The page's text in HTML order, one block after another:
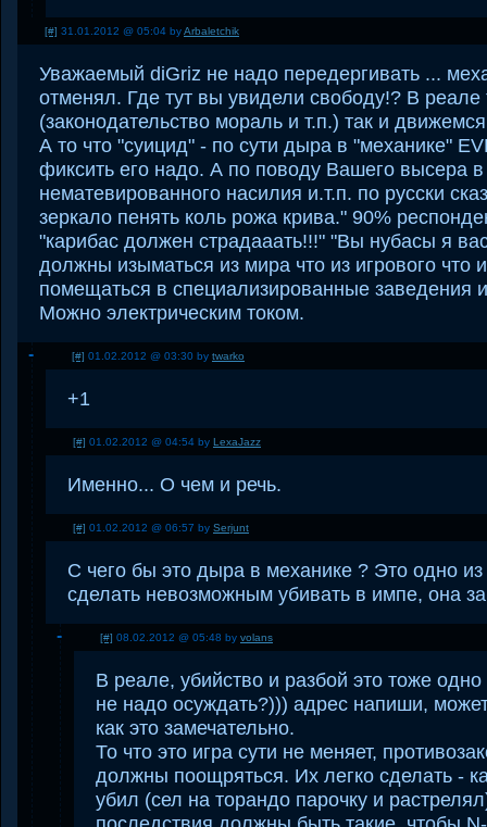
[#] 31.01.2012 @ 05:04 byArbaletchik
Уважаемый diGriz не надо передергивать ...
отменял. Где тут вы увидели свободу!? В реале
(законодательство мораль и т.п.) так и
А то что "суицид" - по сути дыра в "механике"
фиксить его надо. А по поводу Вашего высера в
нематевированного насилия и.т.п. по русски
зеркало пенять коль рожа крива." 90%
"карибас должен страдааать!!!" "Вы нубасы я
должны изыматься из мира что из игрового что
помещаться в специализированные заведения
Можно электрическим током.
[#] 01.02.2012 @ 03:30 by twarko
+1
[#] 01.02.2012 @ 04:54 by LexaJazz
Именно... О чем и речь.
[#] 01.02.2012 @ 06:57 by Serjunt
С чего бы это дыра в механике ? Это одно
сделать невозможным убивать в импе, она
[#] 08.02.2012 @ 05:48 by volans
В реале, убийство и разбой это тоже
не надо осуждать?))) адрес напиши,
как это замечательно.
То что это игра сути не меняет,
должны поощряться. Их легко сделать -
убил (сел на торандо парочку и